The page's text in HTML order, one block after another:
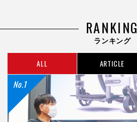
RANKING
ランキング
ALL ARTICLE